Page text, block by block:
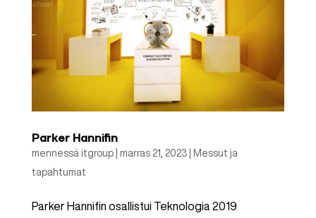
Parker Hannifin
mennessä itgroup| marras 21, 2023|
Messut ja
tapahtumat
Parker Hannifin osallistui Teknologia 2019